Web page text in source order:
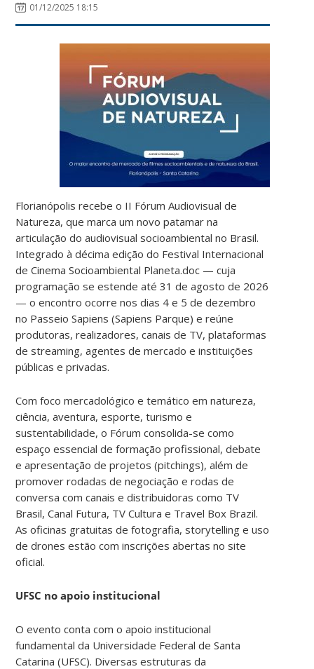
01/12/2025 18:15
Florianópolis recebe o II Fórum Audiovisual de
Natureza, que marca um novo patamar na
articulação do audiovisual socioambiental no Brasil.
Integrado à décima edição do Festival Internacional
de Cinema Socioambiental Planeta.doc — cuja
programação se estende até 31 de agosto de 2026
— o encontro ocorre nos dias 4 e 5 de dezembro
no Passeio Sapiens (Sapiens Parque) e reúne
produtoras, realizadores, canais de TV, plataformas
de streaming, agentes de mercado e instituições
públicas e privadas.
Com foco mercadológico e temático em natureza,
ciência, aventura, esporte, turismo e
sustentabilidade, o Fórum consolida-se como
espaço essencial de formação profissional, debate
e apresentação de projetos (pitchings), além de
promover rodadas de negociação e rodas de
conversa com canais e distribuidoras como TV
Brasil, Canal Futura, TV Cultura e Travel Box Brazil.
As oficinas gratuitas de fotografia, storytelling e uso
de drones estão com inscrições abertas no site
oficial.
UFSC no apoio institucional
O evento conta com o apoio institucional
fundamental da Universidade Federal de Santa
Catarina (UFSC). Diversas estruturas da